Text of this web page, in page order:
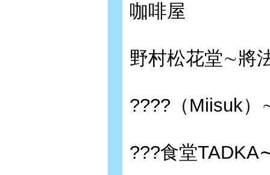
咖啡屋
野村松花堂∼將
????（Miisuk
???食堂